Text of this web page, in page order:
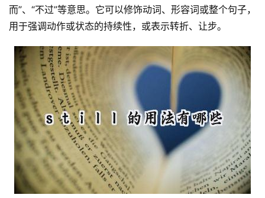
而”、“不过”等意思。它可以修饰动词、形容词或整个句子，
用于强调动作或状态的持续性，或表示转折、让步。